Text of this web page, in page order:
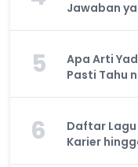
Jawaban
5
Apa Arti
Pasti Tahu
6
Daftar Lagu
Karier